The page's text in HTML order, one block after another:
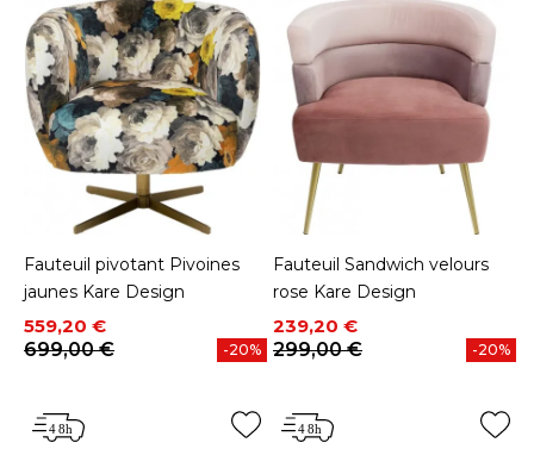
Fauteuil pivotant Pivoines
jaunes Kare Design
Prix
559,20 €
Prix de base
699,00 €
-20%
Fauteuil Sandwich velours
rose Kare Design
Prix
239,20 €
Prix de base
299,00 €
-20%